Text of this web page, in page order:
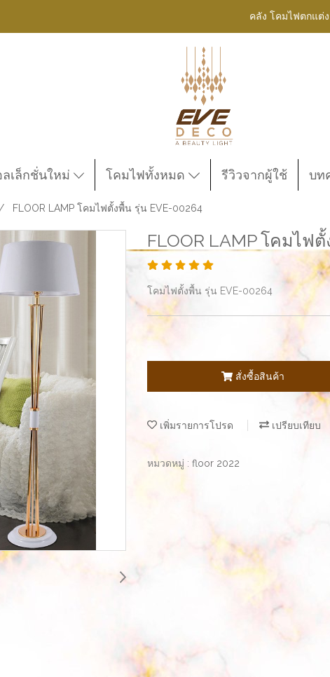
คลัง โคมไฟตกแต่
เล็กชั่นใหม่ โคมไฟทั้งหมด รีวิวจากผู้ใช้ บท
FLOOR LAMP โคมไฟตั้งพื้น รุ่น EVE-00264
FLOOR LAMP โคมไฟ
โคมไฟตั้งพื้น รุ่น EVE-00264
สั่งซื้อสินค้า
เพิ่มรายการโปรด เปรียบเทียบ
หมวดหมู่ : floor 2022